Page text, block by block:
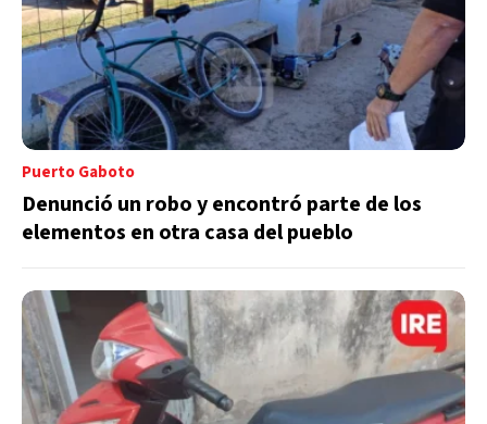
Puerto Gaboto
Denunció un robo y encontró parte de los
elementos en otra casa del pueblo